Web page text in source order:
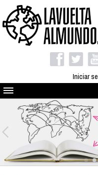
Iniciar
Quienes somos
El proyecto
Blog
Viaja con nosotros
Camino solidario